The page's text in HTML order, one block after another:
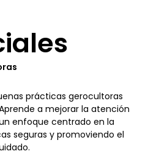
prácticas gerocultoras
a mejorar la atención
enfoque centrado en la
seguras y promoviendo el